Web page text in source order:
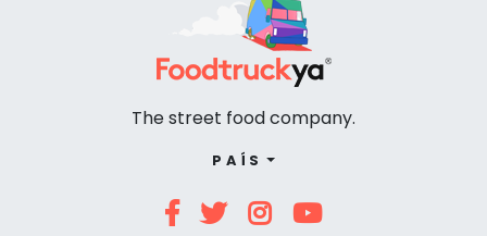
The street food company.
PAÍS